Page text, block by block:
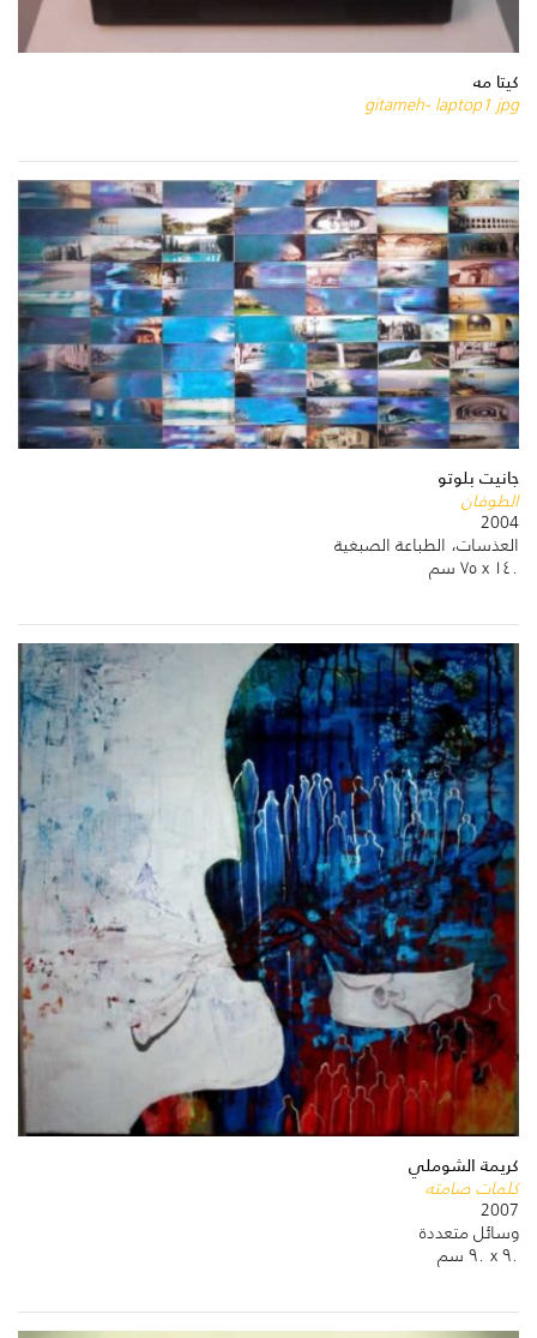
كيتا مه
gitameh- laptop1 jpg
جانيت بلوتو
الطوفان
2004
العذسات، الطباعة الصبغية
١٤٠ x ٧٥ سم
كريمة الشوملي
كلمات صامته
2007
وسائل متعددة
٩٠ x ٩٠ سم